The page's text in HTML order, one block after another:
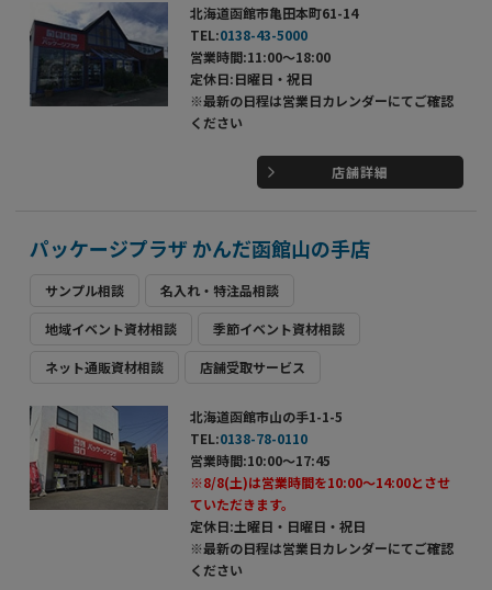
北海道函館市亀田本町61-14
TEL:0138-43-5000
営業時間:11:00～18:00
定休日:日曜日・祝日
※最新の日程は営業日カレンダーにてご確認
ください
店舗詳細
パッケージプラザ かんだ函館山の手店
サンプル相談 名入れ・特注品相談
地域イベント資材相談 季節イベント資材相談
ネット通販資材相談 店舗受取サービス
北海道函館市山の手1-1-5
TEL:0138-78-0110
営業時間:10:00～17:45
※8/8(土)は営業時間を10:00～14:00とさせ
ていただきます。
定休日:土曜日・日曜日・祝日
※最新の日程は営業日カレンダーにてご確認
ください